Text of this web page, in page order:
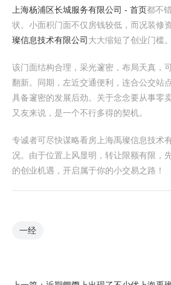
上海杨浦区长城服务有限公司 - 首页都不
状。小面积门面不仅房钱较低，而况装修
璨信息技术有限公司 大大缩短了创业门槛。
该门面结构合理，采光邃密，布局天真，
翻新。同期，左近交通便利，连合公交站
具备邃密的发展后劲。关于念念要从事零
又友来说，是一个不行多得的契机。
专诚者可尽快谋略看房上海禹璨信息技术
况。由于位置上风显明，转让限额有限，
的创业机遇，开启属于你的小交易之路！
一经